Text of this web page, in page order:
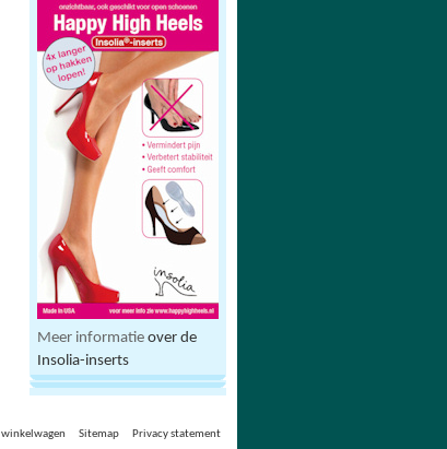
Meer informatie over de
Insolia-inserts
winkelwagen Sitemap Privacy statement